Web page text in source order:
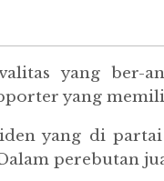
yang
yang
yang di
perebutan